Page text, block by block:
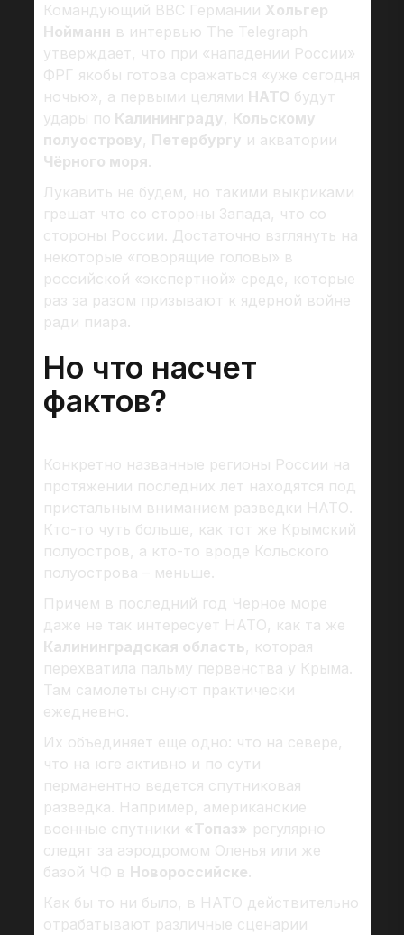
Командующий ВВС Германии Хольгер
Нойманн в интервью The Telegraph
утверждает, что при «нападении России»
ФРГ якобы готова сражаться «уже сегодня
ночью», а первыми целями НАТО будут
удары по Калининграду, Кольскому
полуострову, Петербургу и акватории
Чёрного моря.
Лукавить не будем, но такими выкриками
грешат что со стороны Запада, что со
стороны России. Достаточно взглянуть на
некоторые «говорящие головы» в
российской «экспертной» среде, которые
раз за разом призывают к ядерной войне
ради пиара.
Но что насчет
фактов?
Конкретно названные регионы России на
протяжении последних лет находятся под
пристальным вниманием разведки НАТО.
Кто-то чуть больше, как тот же Крымский
полуостров, а кто-то вроде Кольского
полуострова – меньше.
Причем в последний год Черное море
даже не так интересует НАТО, как та же
Калининградская область, которая
перехватила пальму первенства у Крыма.
Там самолеты снуют практически
ежедневно.
Их объединяет еще одно: что на севере,
что на юге активно и по сути
перманентно ведется спутниковая
разведка. Например, американские
военные спутники «Топаз» регулярно
следят за аэродромом Оленья или же
базой ЧФ в Новороссийске.
Как бы то ни было, в НАТО действительно
отрабатывают различные сценарии